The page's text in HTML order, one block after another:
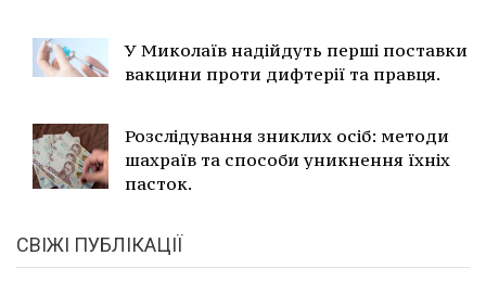
У Миколаїв надійдуть перші поставки
вакцини проти дифтерії та правця.
Розслідування зниклих осіб: методи
шахраїв та способи уникнення їхніх
пасток.
СВІЖІ ПУБЛІКАЦІЇ